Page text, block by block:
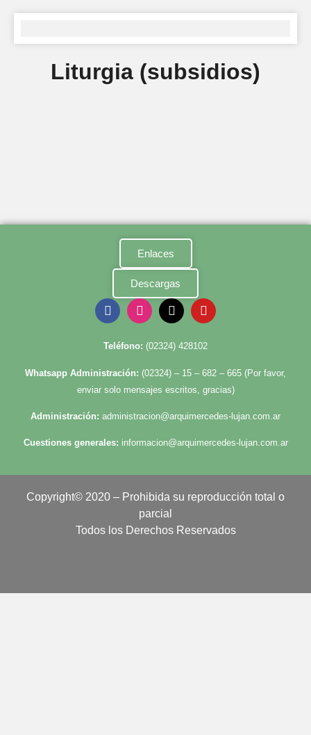
Liturgia (subsidios)
Enlaces
Descargas
Te léfono: (02324) 428102
Whatsapp Administración: (02324) – 15 – 682 – 665 (Por favor,
enviar solo mensajes escritos, gracias)
Administración: administracion@arquimercedes-lujan.com.ar
Cuestiones generales: informacion@arquimercedes-lujan.com.ar
Copyright© 2020 – Prohibida su reproducción total o
parcial
Todos los Derechos Reservados